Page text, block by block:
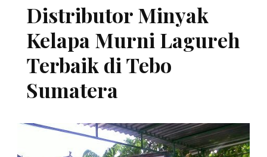
Distributor Minyak
Kelapa Murni Lagureh
Terbaik di Tebo
Sumatera